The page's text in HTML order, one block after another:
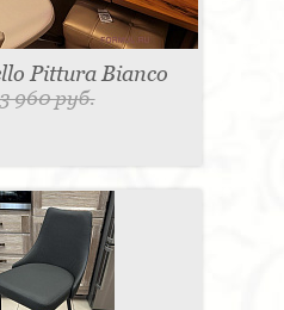
Pittura Bianco
960 руб.